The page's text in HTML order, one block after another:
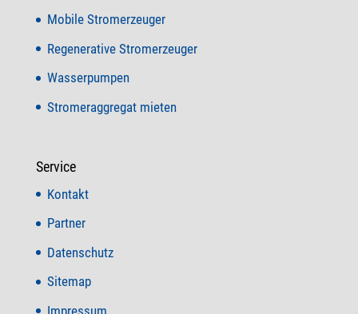
Mobile Stromerzeuger
Regenerative Stromerzeuger
Wasserpumpen
Stromeraggregat mieten
Service
Kontakt
Partner
Datenschutz
Sitemap
Impressum